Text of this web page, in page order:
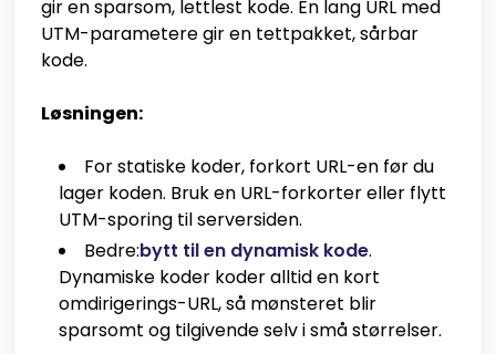
gir en sparsom, lettlest kode. En lang URL med
UTM-parametere gir en tettpakket, sårbar
kode.
Løsningen:
For statiske koder, forkort URL-en før du
lager koden. Bruk en URL-forkorter eller flytt
UTM-sporing til serversiden.
Bedre:bytt til en dynamisk kode.
Dynamiske koder koder alltid en kort
omdirigerings-URL, så mønsteret blir
sparsomt og tilgivende selv i små størrelser.